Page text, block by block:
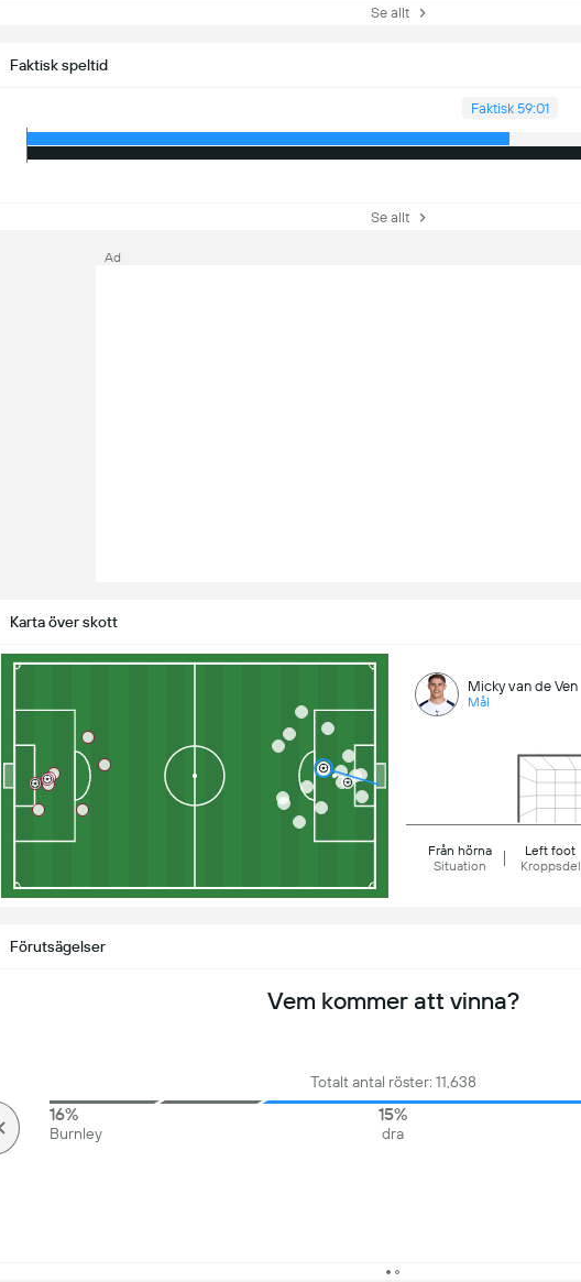
Se allt
Faktisk speltid
Faktisk 59:01
Se allt
Karta över skott
Micky van de Ven
Mål
Från hörna
Situation
Left foot
Kroppsdel
Förutsägelser
Vem kommer att vinna?
Totalt antal röster: 11,638
16%
Burnley
15%
dra
Ad